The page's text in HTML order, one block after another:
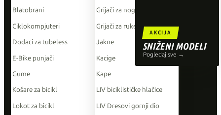
AKCIJA
SNIŽENI MODELI
Pogledaj sve →
Blatobrani
Ciklokompjuteri
Dodaci za tubeless
E-Bike punjači
Gume
Košare za bicikl
Lokot za bicikl
Grijači za noge
Grijači za ruke
Jakne
Kacige
Kape
LIV biciklističke hlačice
LIV Dresovi gornji dio